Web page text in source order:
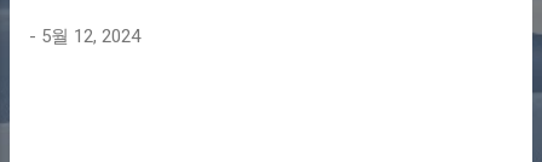
- 5월 12, 2024